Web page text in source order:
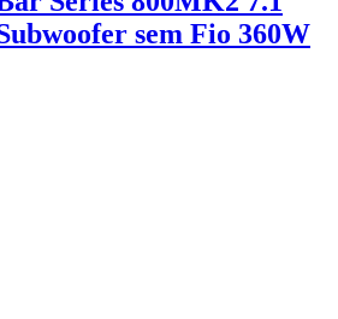
sem Fio 360W